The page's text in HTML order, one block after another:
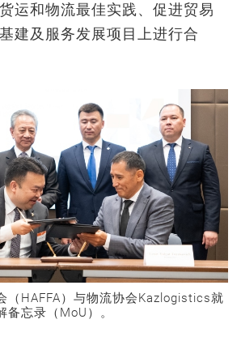
运和物流最佳实践、促进贸易
建及服务发展项目上进行合
（HAFFA）与物流协会Kazlogistics就
忘录（MoU）。